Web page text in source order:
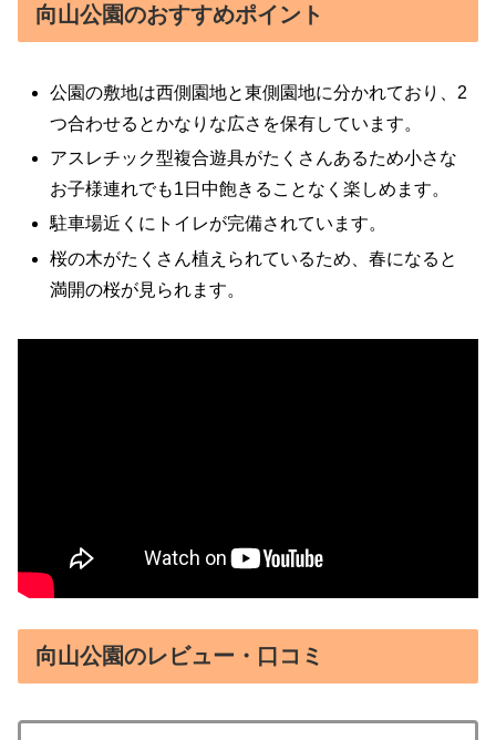
向山公園のおすすめポイント
公園の敷地は西側園地と東側園地に分かれており、2
つ合わせるとかなりな広さを保有しています。
アスレチック型複合遊具がたくさんあるため小さな
お子様連れでも1日中飽きることなく楽しめます。
駐車場近くにトイレが完備されています。
桜の木がたくさん植えられているため、春になると
満開の桜が見られます。
向山公園のレビュー・口コミ